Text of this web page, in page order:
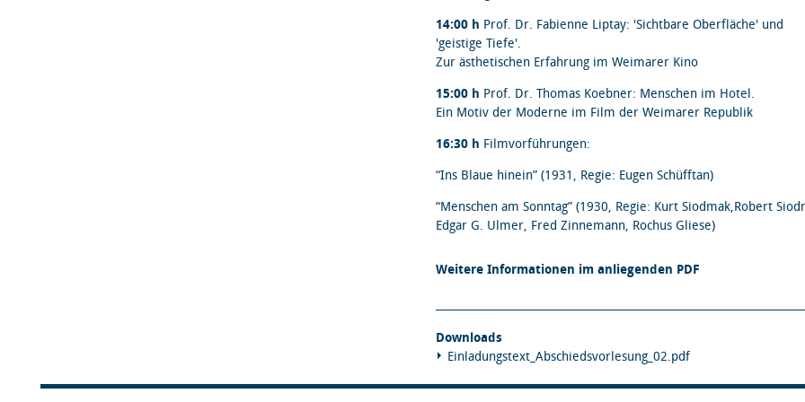
14:00 h Prof. Dr. Fabienne Liptay: 'Sichtbare Oberfläche' und
'geistige Tiefe'.
Zur ästhetischen Erfahrung im Weimarer Kino
15:00 h Prof. Dr. Thomas Koebner: Menschen im Hotel.
Ein Motiv der Moderne im Film der Weimarer Republik
16:30 h Filmvorführungen:
“Ins Blaue hinein” (1931, Regie: Eugen Schüfftan)
“Menschen am Sonntag” (1930, Regie: Kurt Siodmak,Robert
Edgar G. Ulmer, Fred Zinnemann, Rochus Gliese)
Weitere Informationen im anliegenden PDF
Downloads
Einladungstext_Abschiedsvorlesung_02.pdf